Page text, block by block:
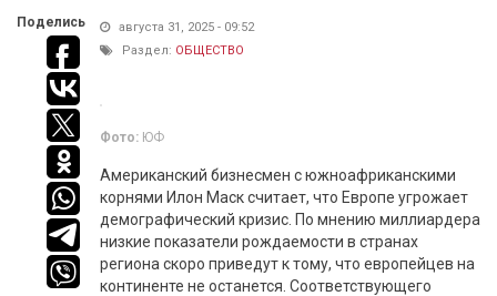
Поделись
августа 31, 2025 - 09:52
Раздел: ОБЩЕСТВО
Фото: ЮФ
Американский бизнесмен с южноафриканскими
корнями Илон Маск считает, что Европе угрожает
демографический кризис. По мнению миллиардера
низкие показатели рождаемости в странах
региона скоро приведут к тому, что европейцев на
континенте не останется. Соответствующего